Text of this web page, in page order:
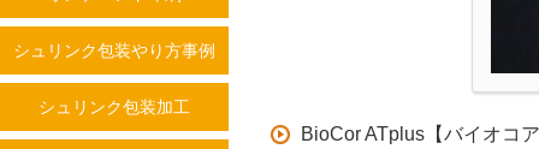
シュリンク包装やり方事例
シュリンク包装加工
BioCor ATplus【バイオコ